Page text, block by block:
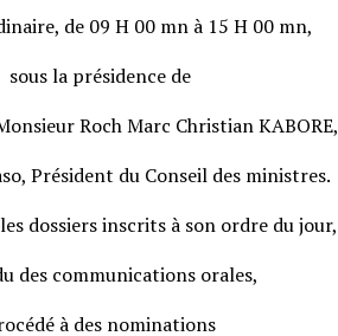
de 09 H 00 mn à 15 H 00 mn,
sous la présidence de
Roch Marc Christian KABORE,
Président du Conseil des ministres.
dossiers inscrits à son ordre du jour,
des communications orales,
à des nominations